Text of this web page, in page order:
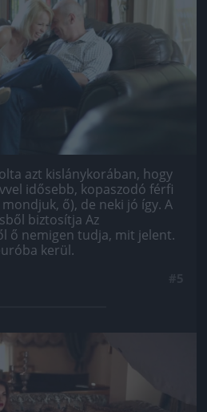
azt kislánykorában, hogy
idősebb, kopaszodó férfi
ő), de neki jó így. A
biztosítja Az
ő nemigen tudja, mit jelent.
kerül.
még kép!